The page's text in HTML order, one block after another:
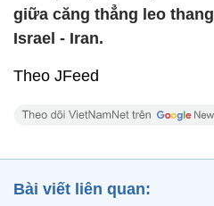
giữa căng thẳng leo
Israel - Iran.
Theo JFeed
Bài viết liên quan: